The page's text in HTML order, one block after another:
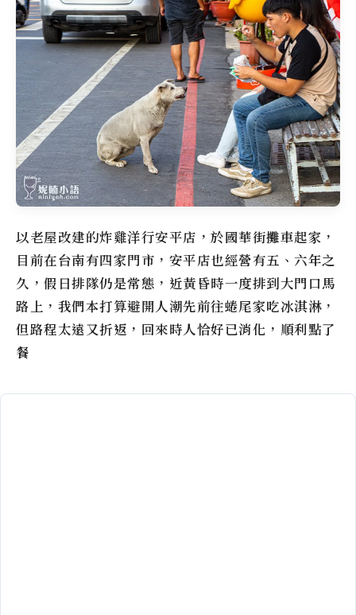
以老屋改建的炸雞洋行安平店 ，於國華街攤車起家，
目前在台南有四家門市，安平店也經營有五、六年之
久，假日排隊仍是常態，近黃昏時一度排到大門口馬
路上，我們本打算避開人潮先前往蜷尾家吃冰淇淋，
但路程太遠又折返，回來時人恰好已消化，順利點了
餐